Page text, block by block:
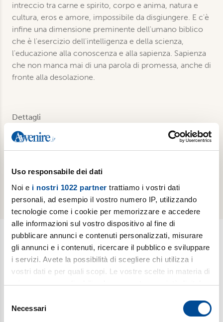
Uso responsabile dei dati
Noi e i nostri 1022 partner trattiamo i vostri dati
personali, ad esempio il vostro numero IP, utilizzando
tecnologie come i cookie per memorizzare e accedere
alle informazioni sul vostro dispositivo al fine di
pubblicare annunci e contenuti personalizzati, misurare
gli annunci e i contenuti, ricercare il pubblico e sviluppare
i servizi. Avete la possibilità di scegliere chi utilizza i
vostri dati e per quali scopi. Le vostre scelte in materia di
privacy sono applicabili solo su questa proprietà digitale
modificare o revocare il proprio consenso in qualsiasi
momento dalla Dichiarazione sui cookie o facendo clic
delNecessari
intreccio tra carne e spirito, corpo e anima, natura e
cultura, eros e amore, impossibile da disgiungere. E c'è
infine una dimensione preminente dell'umano biblico
che è l'esercizio dell'intelligenza e della scienza,
l'educazione alla conoscenza e alla sapienza. Sapienza
che non manca mai di una parola di promessa, anche di
fronte alla desolazione.
Dettagli
Collana: Pagine prime
Formato: Libro
Pubblicazione: 2025
ISBN: 9788834357415
Newsletter
Scopri i temi più caldi, le curiosità e gli argomenti di cui si
dibatte (Il meglio della settimana). Ricevi approfondimenti su
riflessioni e strumenti per affrontare le sfide educative e